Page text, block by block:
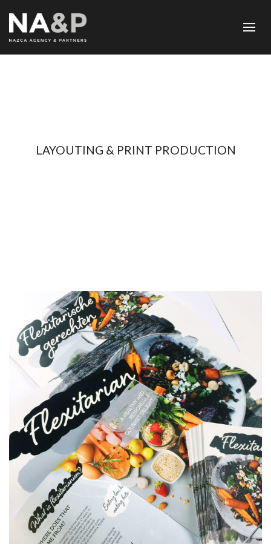
LAYOUTING & PRINT PRODUCTION